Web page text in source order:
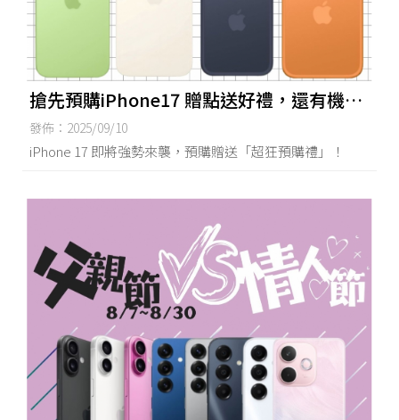
搶先預購iPhone17 贈點送好禮，還有機會
帶走70吋 4K LED Google TV 智慧電視 | 台
南買iPhone17,台南手機買賣,台南
發佈：2025/09/10
iPhone 17 即將強勢來襲，預購贈送「超狂預購禮」！